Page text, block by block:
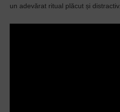
un adevărat ritual plăcut și distractiv.